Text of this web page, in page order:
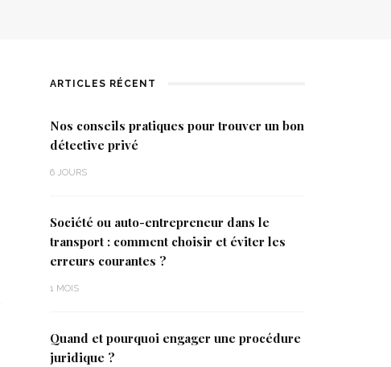
ARTICLES RÉCENT
Nos conseils pratiques pour trouver un bon
détective privé
6 JOURS
Société ou auto-entrepreneur dans le
transport : comment choisir et éviter les
erreurs courantes ?
1 MOIS
Quand et pourquoi engager une procédure
juridique ?